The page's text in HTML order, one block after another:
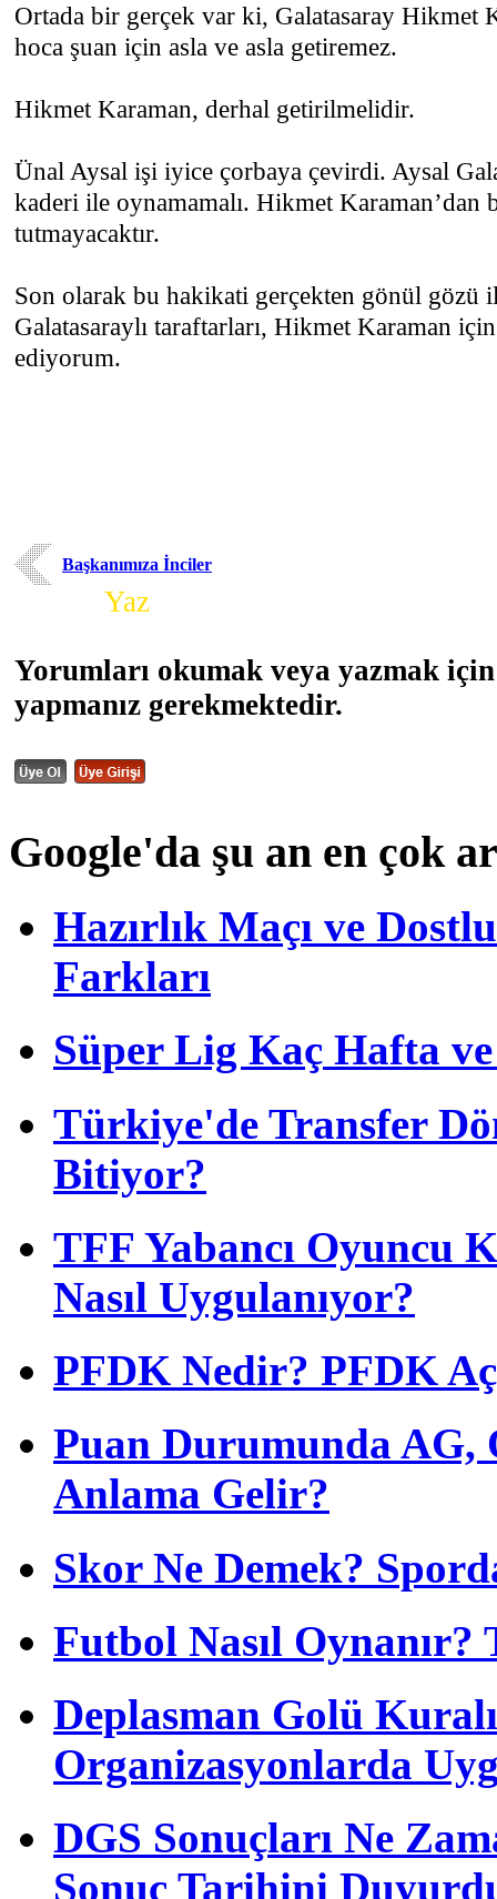
Ortada bir gerçek var ki, Galatasaray Hikmet
hoca şuan için asla ve asla getiremez.
Hikmet Karaman, derhal getirilmelidir.
Ünal Aysal işi iyice çorbaya çevirdi. Aysal
kaderi ile oynamamalı. Hikmet Karaman’dan
tutmayacaktır.
Son olarak bu hakikati gerçekten gönül gözü
Galatasaraylı taraftarları, Hikmet Karaman
ediyorum.
Başkanımıza İnciler
Yaz
Yorumları okumak veya yazmak
yapmanız gerekmektedir.
Google'da şu an en çok
Hazırlık Maçı ve
Farkları
Süper Lig Kaç Hafta
Türkiye'de Transfer
Bitiyor?
TFF Yabancı Oyuncu
Nasıl Uygulanıyor?
PFDK Nedir? PFDK
Puan Durumunda AG,
Anlama Gelir?
Skor Ne Demek?
Futbol Nasıl
Deplasman Golü
Organizasyonlarda
DGS Sonuçları Ne
Sonuç Tarihini